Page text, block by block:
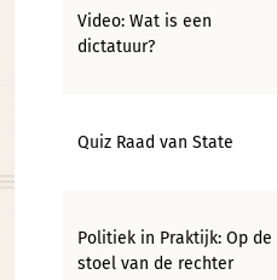
Video: Wat is een
dictatuur?
Quiz Raad van State
Politiek in Praktijk: Op de
stoel van de rechter